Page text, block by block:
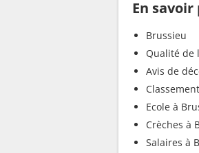
En
Brussieu
Qualité de
Avis de
Ecole à
Crèches à
Salaires à